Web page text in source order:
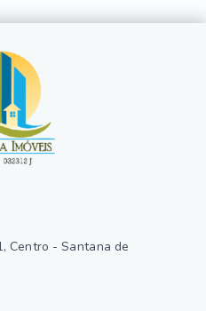
Centro - Santana de